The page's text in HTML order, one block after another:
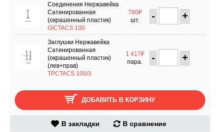
Соединения Нержавейка
Сатинированная
(окрашенный пластик)
GICTACS 100
780₽
шт.
- +
Заглушки Нержавейка
Сатинированная
(окрашенный пластик)
(лев+прав)
TPCTACS 100/3
1 417₽
пара.
- +
ДОБАВИТЬ В КОРЗИНУ
В закладки В сравнение